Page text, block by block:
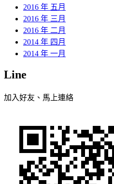
2016 年 五月
2016 年 三月
2016 年 二月
2014 年 四月
2014 年 一月
Line
加入好友、馬上連絡